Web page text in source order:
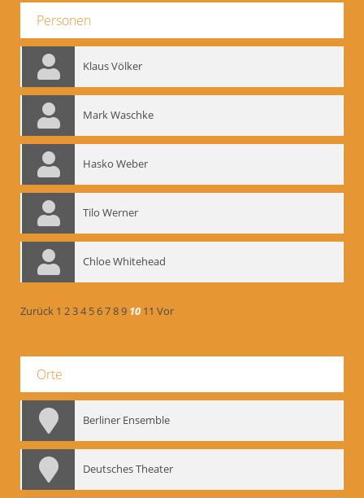
Personen
Klaus Völker
Mark Waschke
Hasko Weber
Tilo Werner
Chloe Whitehead
Zurück 1 234 56789 10 11 Vor
Orte
Berliner Ensemble
Deutsches Theater